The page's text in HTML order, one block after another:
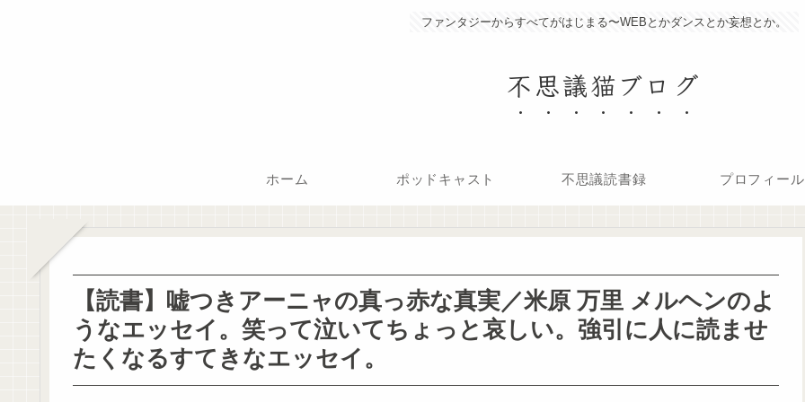
ファンタジーからすべてがはじまる〜WEBとかダンスとか妄想とか。
不思議猫ブログ
ホーム ポッドキャスト 不思議読書録 プロフィール
【読書】嘘つきアーニャの真っ赤な真実／米原 万里 メルヘンのよ
うなエッセイ。笑って泣いてちょっと哀しい。強引に人に読ませ
たくなるすてきなエッセイ。